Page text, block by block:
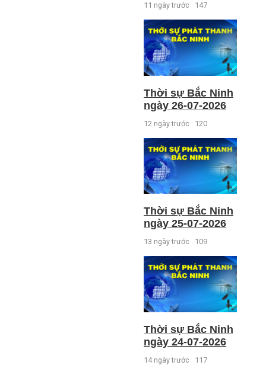
11 ngày trước 147
Thời sự Bắc Ninh
ngày 26-07-2026
12 ngày trước 120
Thời sự Bắc Ninh
ngày 25-07-2026
13 ngày trước 109
Thời sự Bắc Ninh
ngày 24-07-2026
14 ngày trước 117